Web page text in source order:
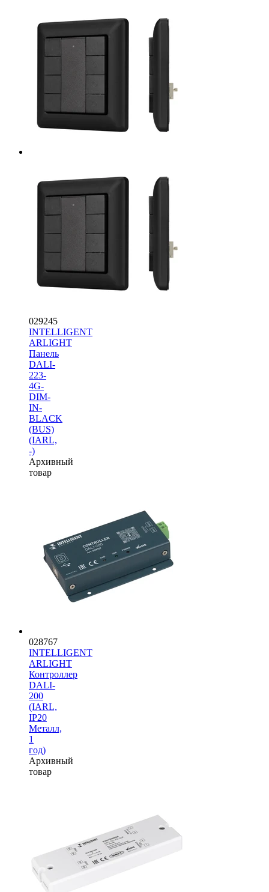
029245
INTELLIGENT
ARLIGHT
Панель
DALI-
223-
4G-
DIM-
IN-
BLACK
(BUS)
(IARL,
-)
Архивный
товар
028767
INTELLIGENT
ARLIGHT
Контроллер
DALI-
200
(IARL,
IP20
Металл,
1
год)
Архивный
товар